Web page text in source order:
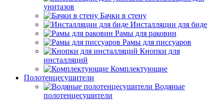
унитазов
Бачки в стену
Инсталляции для биде
Рамы для раковин
Рамы для писсуаров
Кнопки для
инсталляций
Комплектующие
Полотенцесушители
Водяные
полотенцесушители